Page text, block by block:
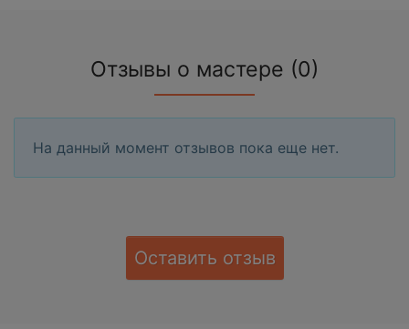
Отзывы о мастере (0)
На данный момент отзывов пока еще нет.
Оставить отзыв